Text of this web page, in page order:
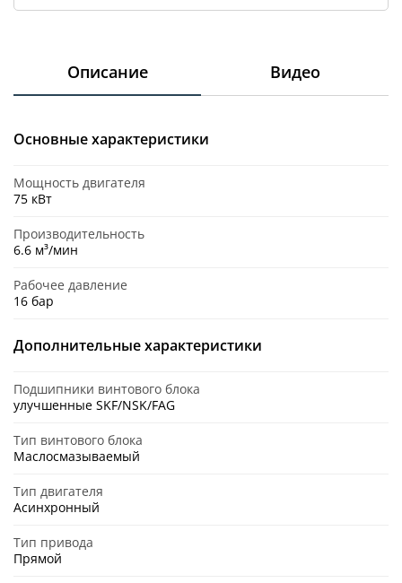
Описание Видео
Основные характеристики
Мощность двигателя
75 кВт
Производительность
6.6 м³/мин
Рабочее давление
16 бар
Дополнительные характеристики
Подшипники винтового блока
улучшенные SKF/NSK/FAG
Тип винтового блока
Маслосмазываемый
Тип двигателя
Асинхронный
Тип привода
Прямой